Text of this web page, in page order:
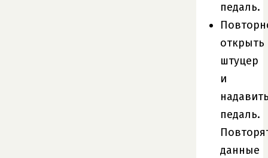
педаль.
открыть
штуцер
и
педаль.
данные